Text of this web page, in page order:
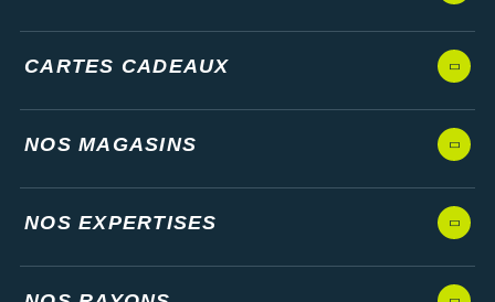
CARTES CADEAUX
NOS MAGASINS
NOS EXPERTISES
Thuasne
Under Armour
Withings